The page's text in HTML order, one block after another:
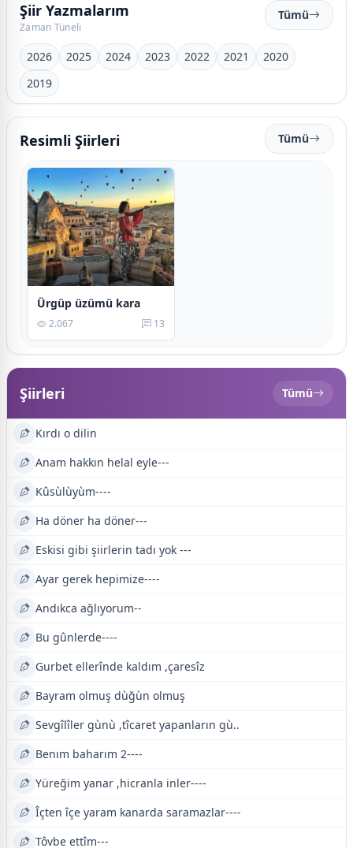
Şiir Yazmalarım
Zaman Tüneli
Tümü
2026 2025 2024 2023 2022 2021
2020
2019
Resimli Şiirleri Tümü
Ürgüp üzümü kara
2.067 13
Şiirleri Tümü
Kırdı o dilin
Anam hakkın helal eyle---
Kûsùlùyùm----
Ha döner ha döner---
Eskisi gibi şiirlerin tadı yok ---
Ayar gerek hepimize----
Andıkca ağlıyorum--
Bu gûnlerde----
Gurbet ellerînde kaldım ,çaresîz
Bayram olmuş dùğùn olmuş
Sevgîlîler gùnù ,tîcaret yapanların gù..
Benım baharım 2----
Yüreğim yanar ,hicranla inler----
Îçten îçe yaram kanarda saramazlar----
Tôvbe ettîm---